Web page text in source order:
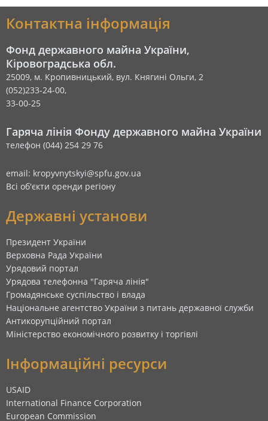
Контактна інформація
Фонд державного майна України,
Кіровоградська обл.
25009, м. Кропивницький, вул. Княгині Ольги, 2
(052)233-24-00,
33-00-25
Гаряча лінія Фонду державного майна України
телефон (044) 254 29 76
email: kropyvnytskyi@spfu.gov.ua
Всі об'єкти оренди регіону
Державні установи
Президент України
Верховна Рада України
Урядовий портал
Урядова телефонна "Гаряча лінія"
Громадянське суспільство і влада
Національне агентство України з питань державної служби
Антикорупційний портал
Міністерство економічного розвитку і торгівлі
Інформаційні ресурси
USAID
International Finance Corporation
European Commission